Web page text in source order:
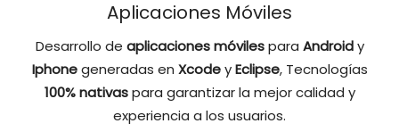
Aplicaciones Móviles
Desarrollo de aplicaciones móvilespara Androidy
Iphonegeneradas en XcodeyEclipse, Tecnologías
100% nativaspara garantizar la mejor calidad y
experiencia a los usuarios.